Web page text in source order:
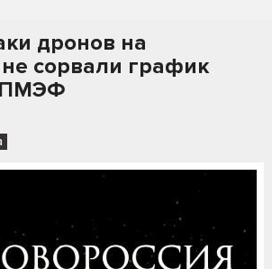
дронов на
сорвали график
ПМЭФ